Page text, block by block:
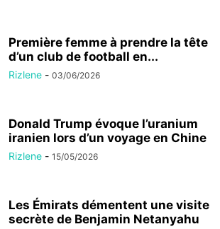
Première femme à prendre la tête
d’un club de football en...
Rizlene - 03/06/2026
Donald Trump évoque l’uranium
iranien lors d’un voyage en Chine
Rizlene - 15/05/2026
Les Émirats démentent une visite
secrète de Benjamin Netanyahu